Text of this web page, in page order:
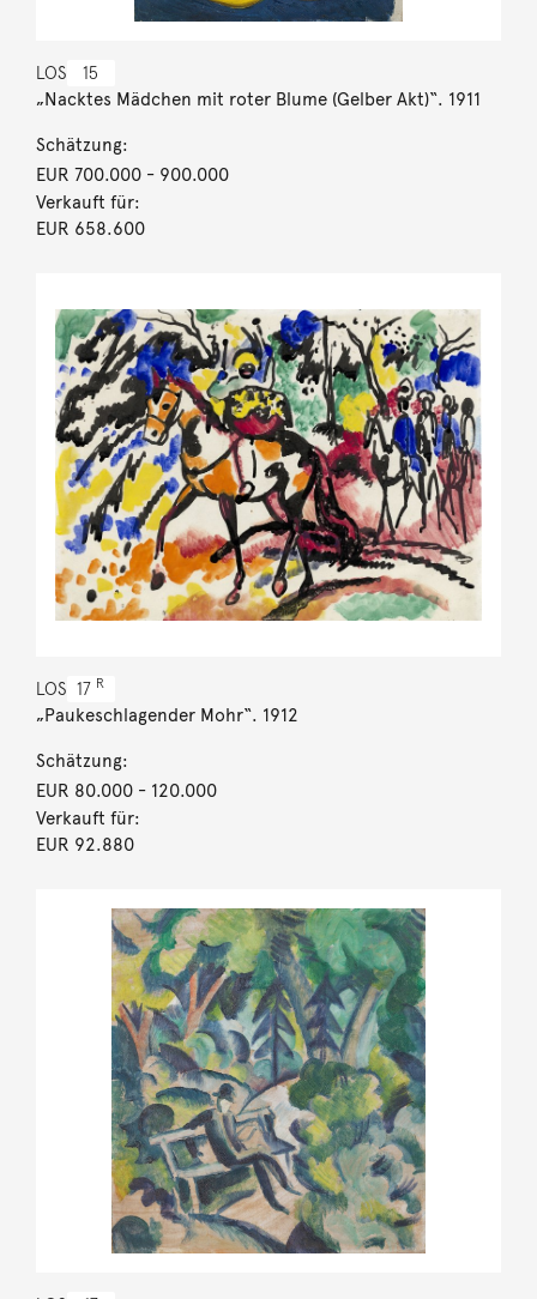
LOS 15
„Nacktes Mädchen mit roter Blume (Gelber Akt)“. 1911
Schätzung:
EUR 700.000- 900.000
Verkauft für:
EUR 658.600
LOS 17 R
„Paukeschlagender Mohr“. 1912
Schätzung:
EUR 80.000- 120.000
Verkauft für:
EUR 92.880